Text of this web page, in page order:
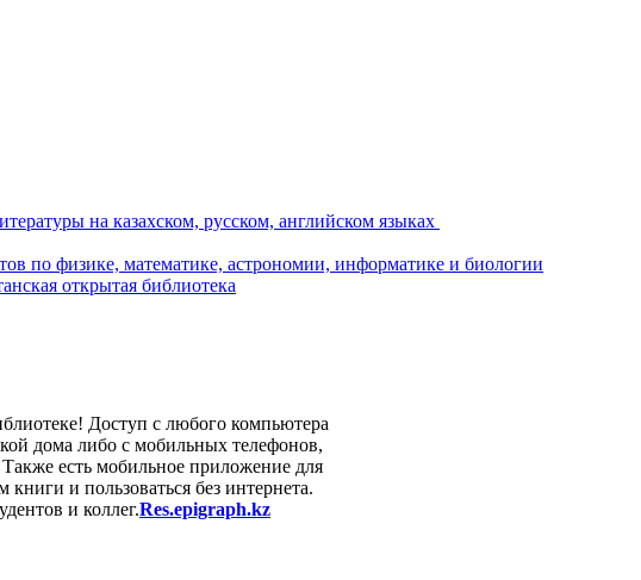
Доступ с любого компьютера
дома либо с мобильных телефонов,
есть мобильное приложение для
и пользоваться без интернета.
и коллег.Res.epigraph.kz